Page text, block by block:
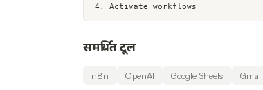
4. Activate workflows
समर्थित टूल
n8n OpenAI Google Sheets Gmail